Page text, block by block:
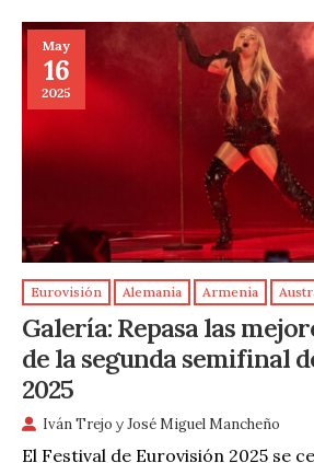
May
16
2025
Eurovisión Alemania Armenia
Galería: Repasa las
de la segunda semifinal
2025
Iván Trejo yJosé Miguel Mancheño
El Festival de Eurovisión 2025 se